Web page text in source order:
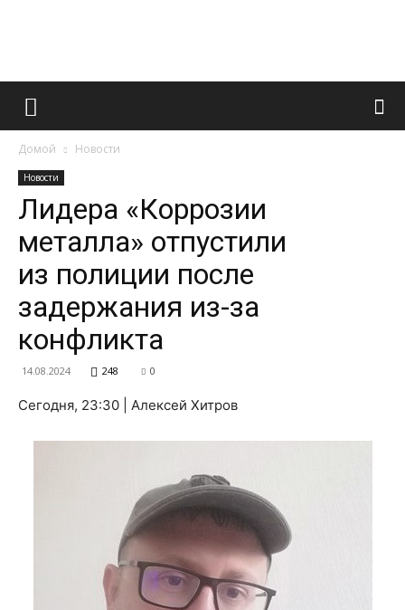
Французский
и
о
нем
Домой Новости
Новости
Лидера «Коррозии
металла» отпустили
из полиции после
задержания из-за
конфликта
14.08.2024 248 0
Сегодня, 23:30 | Алексей Хитров